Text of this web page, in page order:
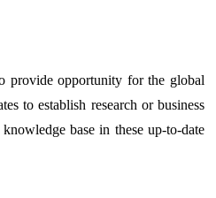
provide opportunity for the global
to establish research or business
base in these up-to-date